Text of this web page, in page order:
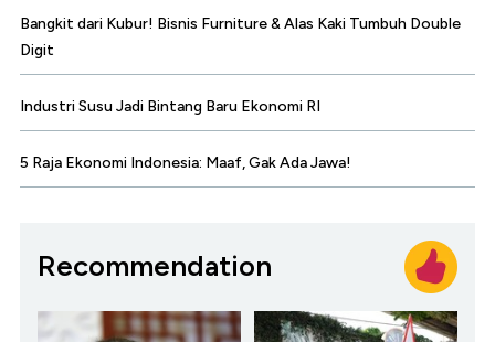
Bangkit dari Kubur! Bisnis Furniture & Alas Kaki Tumbuh Double
Digit
Industri Susu Jadi Bintang Baru Ekonomi RI
5 Raja Ekonomi Indonesia: Maaf, Gak Ada Jawa!
Recommendation